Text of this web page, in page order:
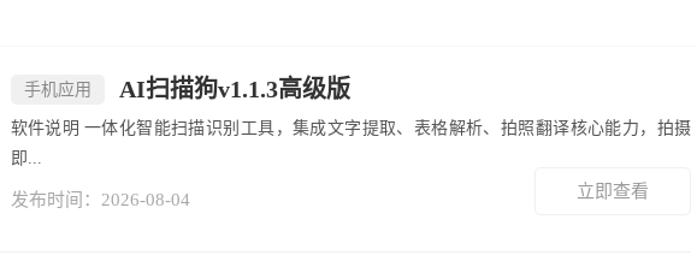
手机应用 AI扫描狗v1.1.3高级版
软件说明 一体化智能扫描识别工具，集成文字提取、表格解析、拍照翻译核心能力，拍摄
即...
发布时间：2026-08-04 立即查看